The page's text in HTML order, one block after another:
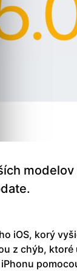
iOS, korý
z chýb,